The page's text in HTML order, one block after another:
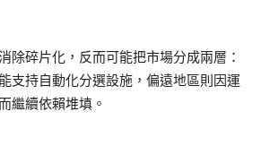
除碎片化，反而可能把市場分成兩層：
支持自動化分選設施，偏遠地區則因運
繼續依賴堆填。